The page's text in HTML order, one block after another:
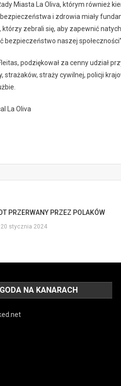
Miasta La Oliva, którym również
i zdrowia miały
zebrali się, aby zapewnić
bezpieczeństwo naszej społeczności”.
podziękował za cenny udział
strażaków, straży cywilnej, policji
La Oliva
PRZERWANY PRZEZ POLAKÓW
20 stycznia 2024
NA KANARACH